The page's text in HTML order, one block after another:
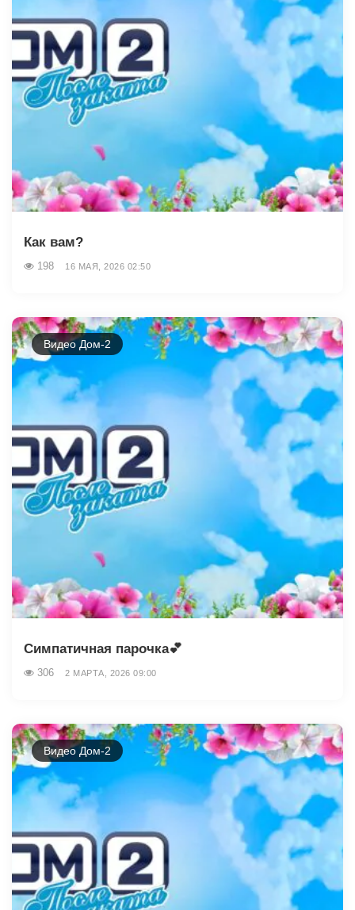
Как вам?
198 16 МАЯ, 2026 02:50
Видео Дом-2
Симпатичная парочка💕
306 2 МАРТА, 2026 09:00
Видео Дом-2